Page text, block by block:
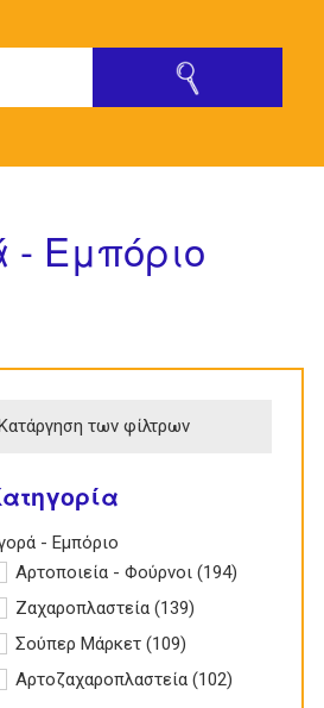
- Εμπόριο
των φίλτρων
Αγορά - Εμπόριο filter
- Εμπόριο
Αρτοποιεία - Φούρνοι filter
Αρτοποιεία - Φούρνοι (194)
Ζαχαροπλαστεία filter
Ζαχαροπλαστεία (139)
filter
Σούπερ Μάρκετ filter
Σούπερ Μάρκετ (109)
filter
Αρτοζαχαροπλαστεία filter
Αρτοζαχαροπλαστεία (102)